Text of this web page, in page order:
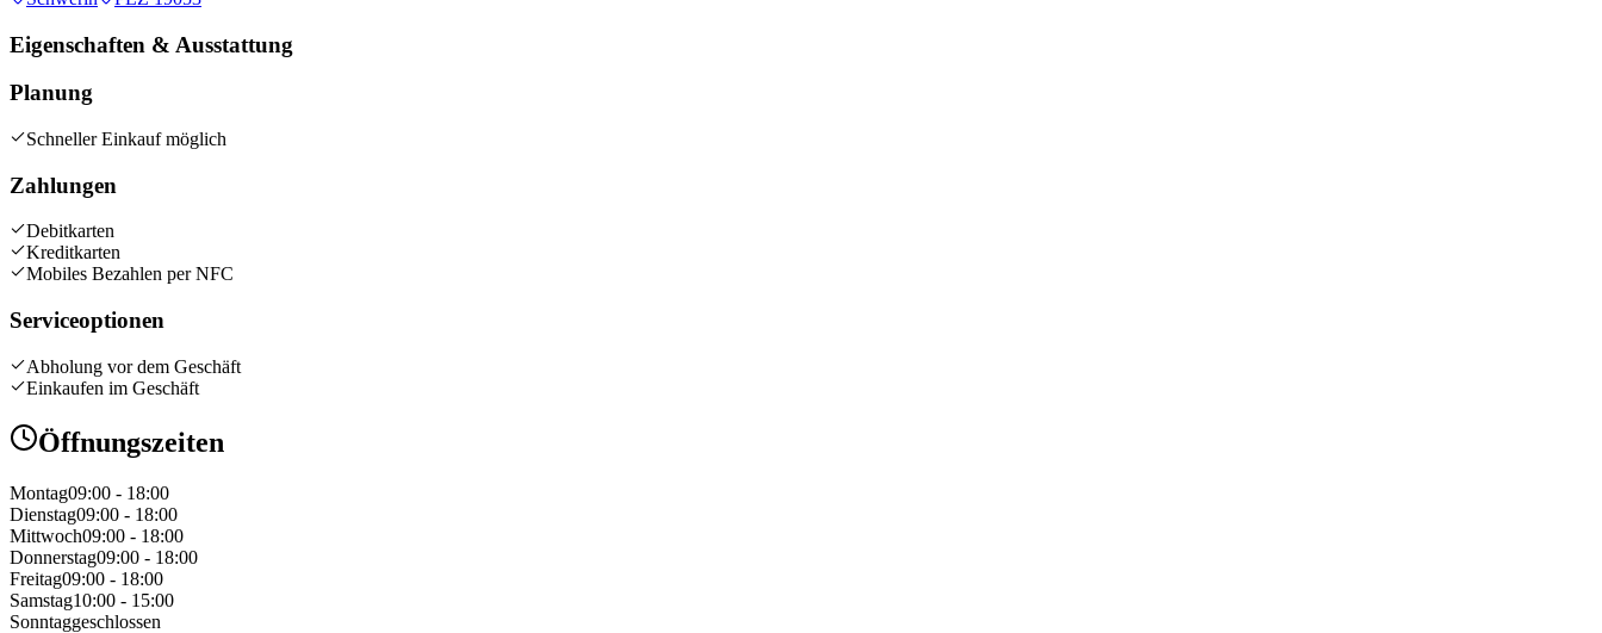
Eigenschaften & Ausstattung
Planung
Schneller Einkauf möglich
Zahlungen
Debitkarten
Kreditkarten
Mobiles Bezahlen per NFC
Serviceoptionen
Abholung vor dem Geschäft
Einkaufen im Geschäft
Öffnungszeiten
Montag09:00 - 18:00
Dienstag09:00 - 18:00
Mittwoch09:00 - 18:00
Donnerstag09:00 - 18:00
Freitag09:00 - 18:00
Samstag10:00 - 15:00
Sonntaggeschlossen